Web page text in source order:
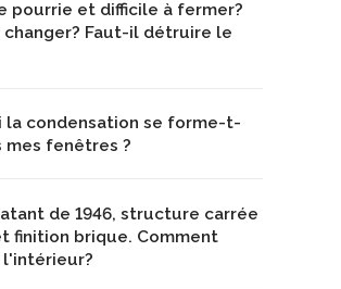
pourrie et difficile à fermer?
changer? Faut-il détruire le
la condensation se forme-t-
mes fenêtres ?
de 1946, structure carrée
finition brique. Comment
l'intérieur?